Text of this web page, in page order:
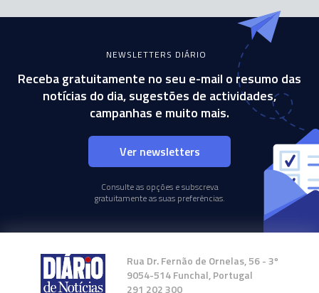
NEWSLETTERS DIÁRIO
Receba gratuitamente no seu e-mail o resumo das
notícias do dia, sugestões de actividades,
campanhas e muito mais.
Ver newsletters
Consulte as opções e subscreva
gratuitamente as suas preferências.
Rua Dr. Fernão de Ornelas, 56 - 3º
9054-514 Funchal, Portugal
291 202 300